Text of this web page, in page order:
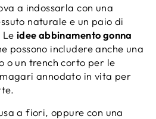
a indossarla con una
naturale e un paio di
Le idee abbinamento gonna
possono includere anche una
o un trench corto per le
annodato in vita per
a fiori, oppure con una